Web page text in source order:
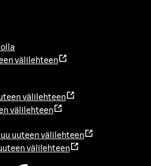
välilehteen
välilehteen
välilehteen
uuteen välilehteen
välilehteen